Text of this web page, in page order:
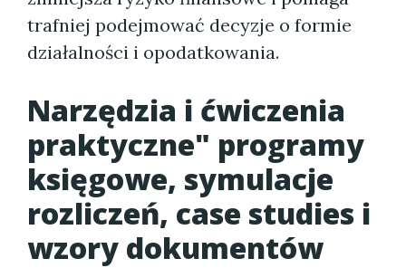
trafniej podejmować decyzje o formie
działalności i opodatkowania.
Narzędzia i ćwiczenia
praktyczne" programy
księgowe, symulacje
rozliczeń, case studies i
wzory dokumentów